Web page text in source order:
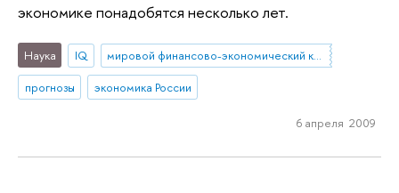
экономике понадобятся несколько лет.
Наука IQ
мировой финансово-экономический кризис
прогнозы
экономика России
6 апреля 2009